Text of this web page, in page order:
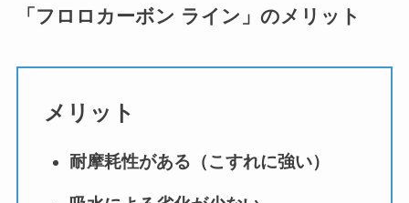
「フロロカーボン ライン」のメリット
メリット
耐摩耗性がある（こすれに強い）